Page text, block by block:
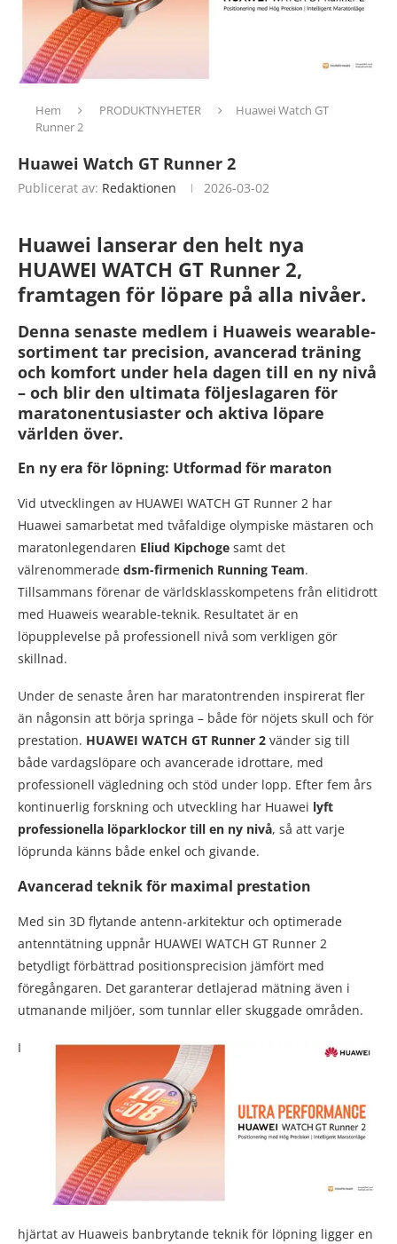
Hem PRODUKTNYHETER
Huawei Watch GT
Runner 2
Huawei Watch GT Runner 2
Publicerat av: Redaktionen 2026-03-02
Huawei lanserar den helt nya
HUAWEI WATCH GT Runner 2,
framtagen för löpare på alla nivåer.
Denna senaste medlem i Huaweis wearable-
sortiment tar precision, avancerad träning
och komfort under hela dagen till en ny nivå
– och blir den ultimata följeslagaren för
maratonentusiaster och aktiva löpare
världen över.
En ny era för löpning: Utformad för maraton
Vid utvecklingen av HUAWEI WATCH GT Runner 2 har
Huawei samarbetat med tvåfaldige olympiske mästaren och
maratonlegendaren Eliud Kipchoge samt det
välrenommerade dsm-firmenich Running Team.
Tillsammans förenar de världsklasskompetens från elitidrott
med Huaweis wearable-teknik. Resultatet är en
löpupplevelse på professionell nivå som verkligen gör
skillnad.
Under de senaste åren har maratontrenden inspirerat fler
än någonsin att börja springa – både för nöjets skull och för
prestation. HUAWEI WATCH GT Runner 2 vänder sig till
både vardagslöpare och avancerade idrottare, med
professionell vägledning och stöd under lopp. Efter fem års
kontinuerlig forskning och utveckling har Huawei lyft
professionella löparklockor till en ny nivå, så att varje
löprunda känns både enkel och givande.
Avancerad teknik för maximal prestation
Med sin 3D flytande antenn-arkitektur och optimerade
antenntätning uppnår HUAWEI WATCH GT Runner 2
betydligt förbättrad positionsprecision jämfört med
föregångaren. Det garanterar detlajerad mätning även i
utmanande miljöer, som tunnlar eller skuggade områden.
I
hjärtat av Huaweis banbrytande teknik för löpning ligger en